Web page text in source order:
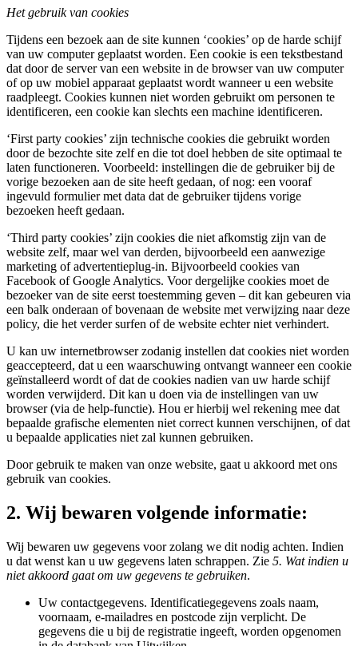
Het gebruik van cookies
Tijdens een bezoek aan de site kunnen ‘cookies’ op de harde schijf
van uw computer geplaatst worden. Een cookie is een tekstbestand
dat door de server van een website in de browser van uw computer
of op uw mobiel apparaat geplaatst wordt wanneer u een website
raadpleegt. Cookies kunnen niet worden gebruikt om personen te
identificeren, een cookie kan slechts een machine identificeren.
‘First party cookies’ zijn technische cookies die gebruikt worden
door de bezochte site zelf en die tot doel hebben de site optimaal te
laten functioneren. Voorbeeld: instellingen die de gebruiker bij de
vorige bezoeken aan de site heeft gedaan, of nog: een vooraf
ingevuld formulier met data dat de gebruiker tijdens vorige
bezoeken heeft gedaan.
‘Third party cookies’ zijn cookies die niet afkomstig zijn van de
website zelf, maar wel van derden, bijvoorbeeld een aanwezige
marketing of advertentieplug-in. Bijvoorbeeld cookies van
Facebook of Google Analytics. Voor dergelijke cookies moet de
bezoeker van de site eerst toestemming geven – dit kan gebeuren via
een balk onderaan of bovenaan de website met verwijzing naar deze
policy, die het verder surfen of de website echter niet verhindert.
U kan uw internetbrowser zodanig instellen dat cookies niet worden
geaccepteerd, dat u een waarschuwing ontvangt wanneer een cookie
geïnstalleerd wordt of dat de cookies nadien van uw harde schijf
worden verwijderd. Dit kan u doen via de instellingen van uw
browser (via de help-functie). Hou er hierbij wel rekening mee dat
bepaalde grafische elementen niet correct kunnen verschijnen, of dat
u bepaalde applicaties niet zal kunnen gebruiken.
Door gebruik te maken van onze website, gaat u akkoord met ons
gebruik van cookies.
2. Wij bewaren volgende informatie:
Wij bewaren uw gegevens voor zolang we dit nodig achten. Indien
u dat wenst kan u uw gegevens laten schrappen. Zie 5. Wat indien u
niet akkoord gaat om uw gegevens te gebruiken.
Uw contactgegevens. Identificatiegegevens zoals naam,
voornaam, e-mailadres en postcode zijn verplicht. De
gegevens die u bij de registratie ingeeft, worden opgenomen